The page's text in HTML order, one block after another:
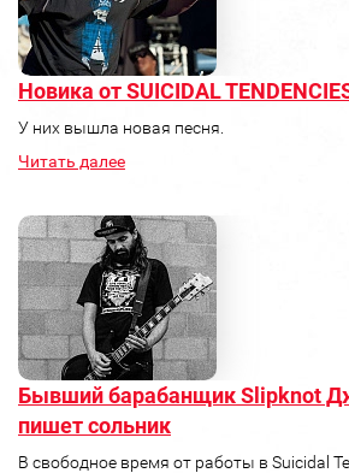
Новика от SUICIDAL
У них вышла новая песня.
Читать далее
Бывший барабанщик Slipknot
пишет сольник
В свободное время от работы в Suicidal